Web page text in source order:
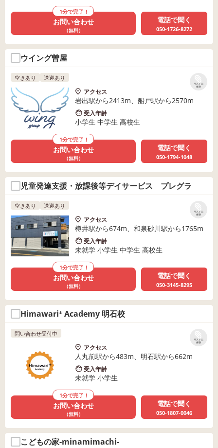
1分で完了！
お問い合わせ
（無料）
電話で聞く
050-1726-8272
ウイング曽屋
リストに
保存
空きあり 送迎あり
アクセス
岩出駅から2413m、船戸駅から2570m
受入年齢
小学生 中学生 高校生
1分で完了！
お問い合わせ
（無料）
電話で聞く
050-1794-1048
児童発達支援・放課後等デイサービス プレグラ
リストに
保存
空きあり 送迎あり
アクセス
樽井駅から674m、和泉砂川駅から1765m
受入年齢
未就学 小学生 中学生 高校生
1分で完了！
お問い合わせ
（無料）
電話で聞く
050-3145-8295
Himawari⁺ Academy 明石校
リストに
保存
問い合わせ受付中
アクセス
人丸前駅から483m、明石駅から662m
受入年齢
未就学 小学生
1分で完了！
お問い合わせ
（無料）
電話で聞く
050-1807-0046
こどもの家-minamimachi-